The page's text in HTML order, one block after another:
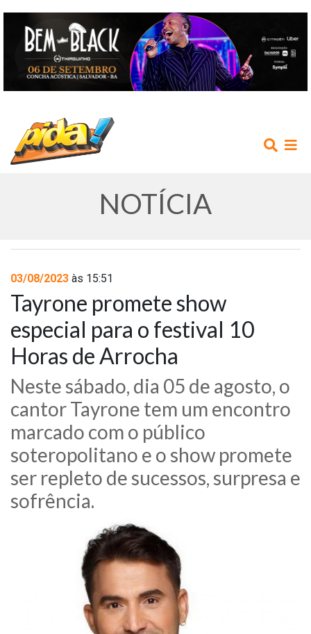
AGENDA
NOTÍCIAS
PROMOÇÕES
CONTATO
NOTÍCIA
03/08/2023 às 15:51
Tayrone promete show
especial para o festival 10
Horas de Arrocha
Neste sábado, dia 05 de agosto, o
cantor Tayrone tem um encontro
marcado com o público
soteropolitano e o show promete
ser repleto de sucessos, surpresa e
sofrência.